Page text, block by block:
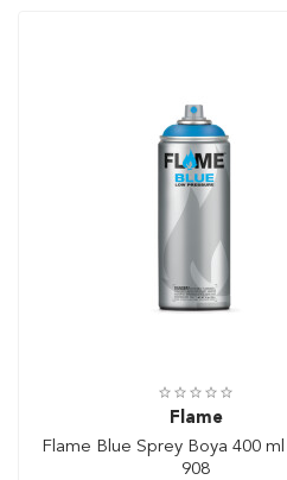
Flame
Flame Blue Sprey Boya 400
908